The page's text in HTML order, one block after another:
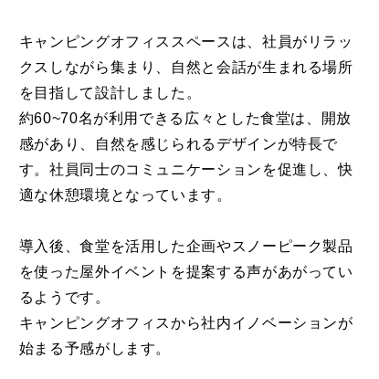
キャンピングオフィススペースは、社員がリラッ
クスしながら集まり、自然と会話が生まれる場所
を目指して設計しました。
約60~70名が利用できる広々とした食堂は、開放
感があり、自然を感じられるデザインが特長で
す。社員同士のコミュニケーションを促進し、快
適な休憩環境となっています。
導入後、食堂を活用した企画やスノーピーク製品
を使った屋外イベントを提案する声があがってい
るようです。
キャンピングオフィスから社内イノベーションが
始まる予感がします。